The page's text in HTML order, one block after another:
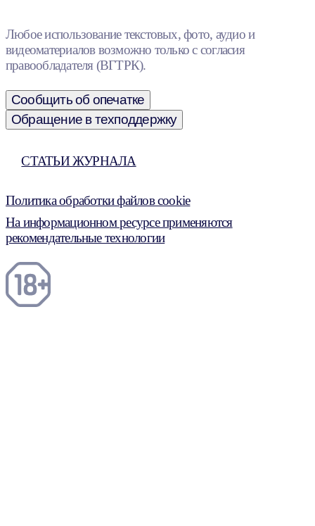
Любое использование текстовых, фото, аудио и
видеоматериалов возможно только с согласия
правообладателя (ВГТРК).
Сообщить об опечатке
Обращение в техподдержку
СТАТЬИ ЖУРНАЛА
Политика обработки файлов cookie
На информационном ресурсе применяются
рекомендательные технологии